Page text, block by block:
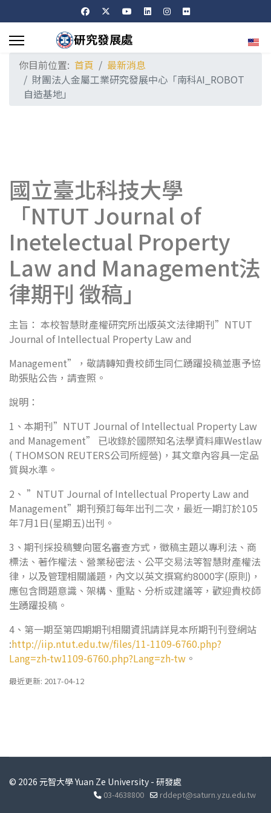
選擇
你目前位置: 首頁
最新消息
財團法人金屬工業研究發展中心「南科AI_ROBOT
自造基地」
國立臺北科技大學
「NTUT Journal of
Inetelectual Property
Law and Management法
律期刊 徵稿」
主旨： 本校智慧財產權研究所出版英文法律期刊”NTUT
Journal of Intellectual Property Law and
Management”，敬請轉知貴校師生同仁踴躍投稿並惠予協
助張貼公告，請查照。
說明：
1、本期刊”NTUT Journal of Intellectual Property Law
and Management” 已收錄於國際知名法學資料庫Westlaw
( THOMSON REUTERS公司所經營)，其文章內容具一定品
質與水準。
2、 ”NTUT Journal of Intellectual Property Law and
Management”期刊預訂每年出刊二次，最近一期訂於105
年7月1日(星期五)出刊。
3、期刊採投稿雙向匿名審查方式，徵稿主題以專利法、商
標法、著作權法、營業秘密法、公平交易法等智慧財產權法
律，以及管理相關議題，內文以英文撰寫約8000字(原則)，
應包含問題意識、架構、重點、分析或建議等，歡迎貴校師
生踴躍投稿。
4、第一期至第四期期刊相關資訊請詳見本所期刊刊登網站
:http://iip.ntut.edu.tw/files/11-1109-6760.php?
Lang=zh-tw1109-6760.php?Lang=zh-tw 。
最近更新: 2017-04-12
© 2026 元智大學 Yuan Ze University - 研發處
03-4638800 rddept@saturn.yzu.edu.tw